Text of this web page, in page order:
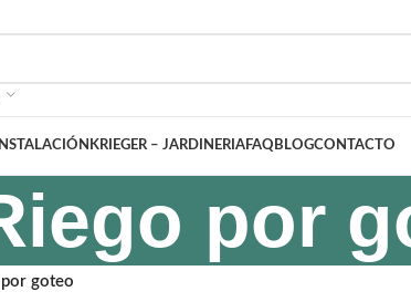
KRIEGER – JARDINERIAFAQ BLOGCONTACTO
por
por goteo